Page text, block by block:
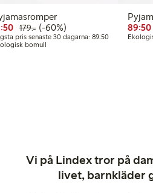
Rabatterat pris: 71,50 kr
179:-Ordinarie pris: 179,00 kr
60% rabatt
(-60%)
pris senaste 30 dagarna: 89:50Lägsta pris
bomull
89:50
Vi på Lindex tror på
livet, barnkläder